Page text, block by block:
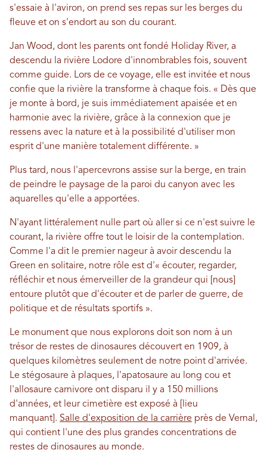
s'essaie à l'aviron, on prend ses repas sur les berges du
fleuve et on s'endort au son du courant.
Jan Wood, dont les parents ont fondé Holiday River, a
descendu la rivière Lodore d'innombrables fois, souvent
comme guide. Lors de ce voyage, elle est invitée et nous
confie que la rivière la transforme à chaque fois. « Dès que
je monte à bord, je suis immédiatement apaisée et en
harmonie avec la rivière, grâce à la connexion que je
ressens avec la nature et à la possibilité d'utiliser mon
esprit d'une manière totalement différente. »
Plus tard, nous l'apercevrons assise sur la berge, en train
de peindre le paysage de la paroi du canyon avec les
aquarelles qu'elle a apportées.
N'ayant littéralement nulle part où aller si ce n'est suivre le
courant, la rivière offre tout le loisir de la contemplation.
Comme l'a dit le premier nageur à avoir descendu la
Green en solitaire, notre rôle est d'« écouter, regarder,
réfléchir et nous émerveiller de la grandeur qui [nous]
entoure plutôt que d'écouter et de parler de guerre, de
politique et de résultats sportifs ».
Le monument que nous explorons doit son nom à un
trésor de restes de dinosaures découvert en 1909, à
quelques kilomètres seulement de notre point d'arrivée.
Le stégosaure à plaques, l'apatosaure au long cou et
l'allosaure carnivore ont disparu il y a 150 millions
d'années, et leur cimetière est exposé à [lieu
manquant]. Salle d'exposition de la carrière près de Vernal,
qui contient l'une des plus grandes concentrations de
restes de dinosaures au monde.